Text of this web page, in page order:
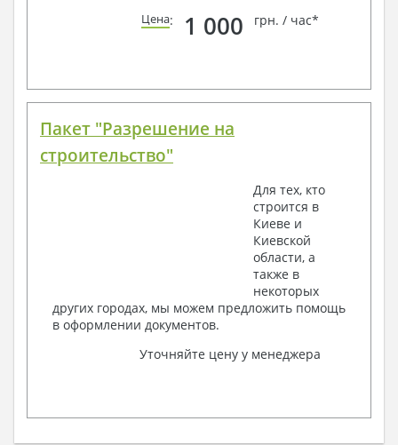
Цена: 1 000 грн. / час*
Пакет "Разрешение на
строительство"
Для тех, кто
строится в
Киеве и
Киевской
области, а
также в
некоторых
других городах, мы можем предложить помощь
в оформлении документов.
Уточняйте цену у менеджера